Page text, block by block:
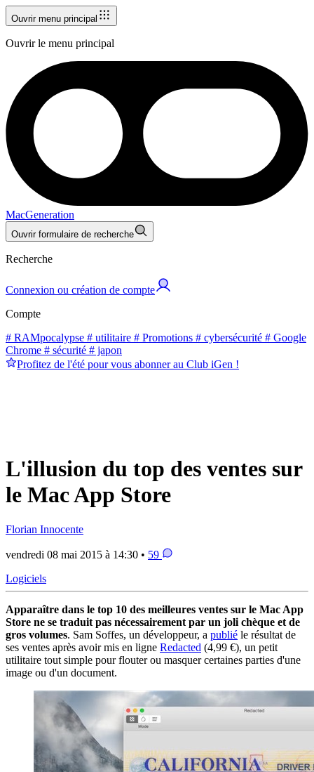
Ouvrir menu principal
Ouvrir le menu principal
MacGeneration
Ouvrir formulaire de recherche
Recherche
Connexion ou création de compte
Compte
# RAMpocalypse # utilitaire # Promotions # cybersécurité # Google
Chrome # sécurité # japon
Profitez de l'été pour vous abonner au Club iGen !
L'illusion du top des ventes sur
le Mac App Store
Florian Innocente
vendredi 08 mai 2015 à 14:30 • 59
Logiciels
Apparaître dans le top 10 des meilleures ventes sur le Mac App
Store ne se traduit pas nécessairement par un joli chèque et de
gros volumes. Sam Soffes, un développeur, a publié le résultat de
ses ventes après avoir mis en ligne Redacted (4,99 €), un petit
utilitaire tout simple pour flouter ou masquer certaines parties d'une
image ou d'un document.